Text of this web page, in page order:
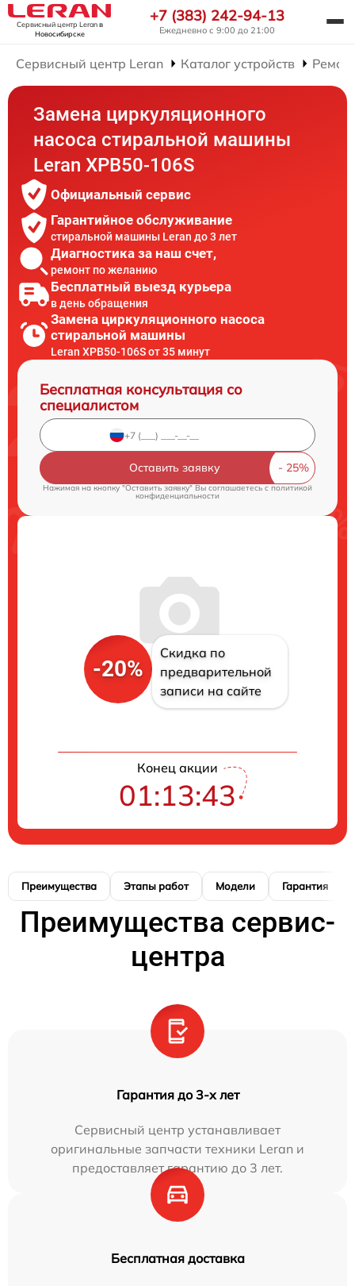
Сервисный центр Leranв
Новосибирске
+7 (383) 242-94-13
Ежедневно с 9:00 до 21:00
Сервисный центр Leran Каталог устройств
Замена циркуляционного
насоса стиральной машины
Leran XPB50-106S
Официальный сервис
Гарантийное обслуживание
стиральной машины Leran до 3 лет
Диагностика за наш счет,
ремонт по желанию
Бесплатный выезд курьера
в день обращения
Замена циркуляционного насоса
стиральной машины
Leran XPB50-106S от 35 минут
Бесплатная консультация со
специалистом
Оставить заявку
Нажимая на кнопку "Оставить заявку" Вы соглашаетесь c политикой
конфиденциальности
-20%
Скидка по
предварительной
записи на сайте
Конец акции
01:13:42
Преимущества Этапы работ Модели Гарантия
Преимущества сервис-
центра
Гарантия до 3-х лет
Сервисный центр устанавливает
оригинальные запчасти техники Leran и
предоставляет гарантию до 3 лет.
Бесплатная доставка